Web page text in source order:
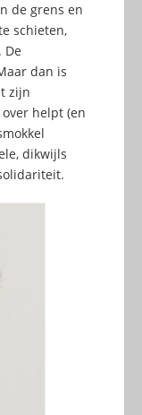
de grens en
schieten,
De
dan is
zijn
helpt (en
dikwijls